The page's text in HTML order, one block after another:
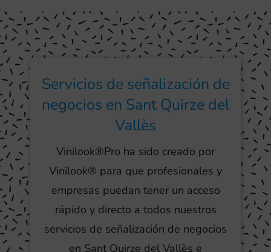
Servicios de señalización de
negocios en Sant Quirze del
Vallès
Vinilook®Pro ha sido creado por
Vinilook® para que profesionales y
empresas puedan tener un acceso
rápido y directo a todos nuestros
servicios de señalización de negocios
en Sant Quirze del Vallès e